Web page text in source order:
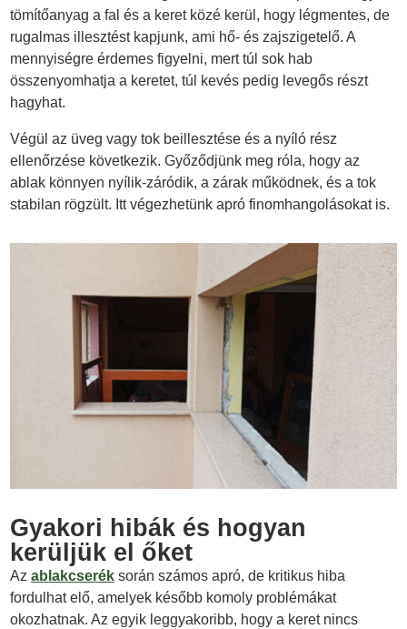
tömítőanyag a fal és a keret közé kerül, hogy légmentes, de
rugalmas illesztést kapjunk, ami hő- és zajszigetelő. A
mennyiségre érdemes figyelni, mert túl sok hab
összenyomhatja a keretet, túl kevés pedig levegős részt
hagyhat.
Végül az üveg vagy tok beillesztése és a nyíló rész
ellenőrzése következik. Győződjünk meg róla, hogy az
ablak könnyen nyílik-záródik, a zárak működnek, és a tok
stabilan rögzült. Itt végezhetünk apró finomhangolásokat is.
Gyakori hibák és hogyan
kerüljük el őket
Azablakcserék során számos apró, de kritikus hiba
fordulhat elő, amelyek később komoly problémákat
okozhatnak. Az egyik leggyakoribb, hogy a keret nincs